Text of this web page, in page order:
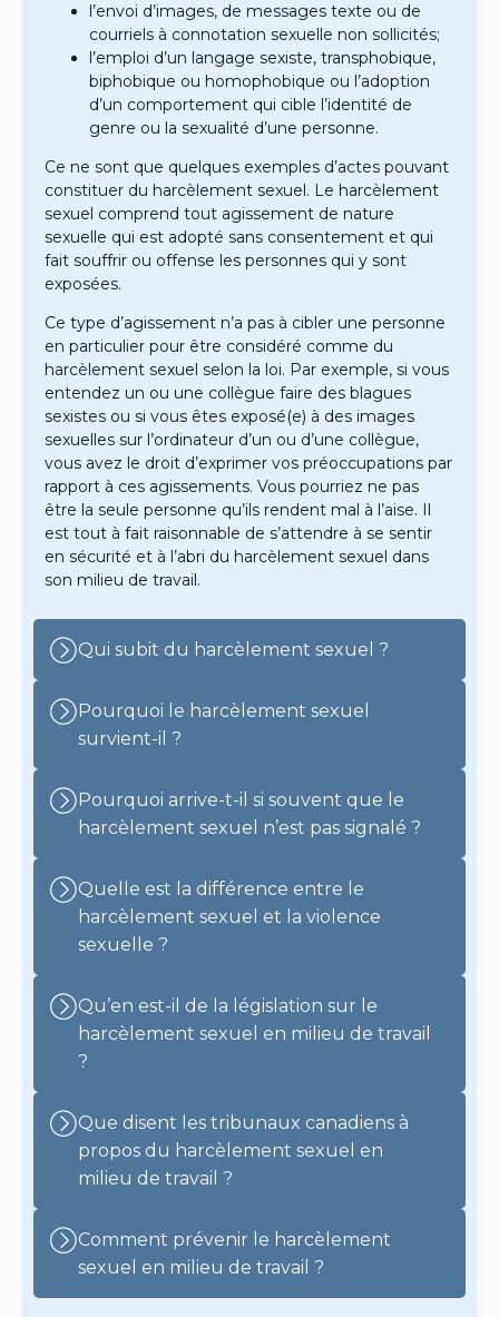
l’envoi d’images, de messages texte ou de
courriels à connotation sexuelle non sollicités;
l’emploi d’un langage sexiste, transphobique,
biphobique ou homophobique ou l’adoption
d’un comportement qui cible l’identité de
genre ou la sexualité d’une personne.
Ce ne sont que quelques exemples d’actes pouvant
constituer du harcèlement sexuel. Le harcèlement
sexuel comprend tout agissement de nature
sexuelle qui est adopté sans consentement et qui
fait souffrir ou offense les personnes qui y sont
exposées.
Ce type d’agissement n’a pas à cibler une personne
en particulier pour être considéré comme du
harcèlement sexuel selon la loi. Par exemple, si vous
entendez un ou une collègue faire des blagues
sexistes ou si vous êtes exposé(e) à des images
sexuelles sur l’ordinateur d’un ou d’une collègue,
vous avez le droit d’exprimer vos préoccupations par
rapport à ces agissements. Vous pourriez ne pas
être la seule personne qu’ils rendent mal à l’aise. Il
est tout à fait raisonnable de s’attendre à se sentir
en sécurité et à l’abri du harcèlement sexuel dans
son milieu de travail.
Qui subit du harcèlement sexuel ?
Pourquoi le harcèlement sexuel
survient-il ?
Pourquoi arrive-t-il si souvent que le
harcèlement sexuel n’est pas signalé ?
Quelle est la différence entre le
harcèlement sexuel et la violence
sexuelle ?
Qu’en est-il de la législation sur le
harcèlement sexuel en milieu de travail
?
Que disent les tribunaux canadiens à
propos du harcèlement sexuel en
milieu de travail ?
Comment prévenir le harcèlement
sexuel en milieu de travail ?